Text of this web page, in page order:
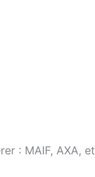
: MAIF, AXA,